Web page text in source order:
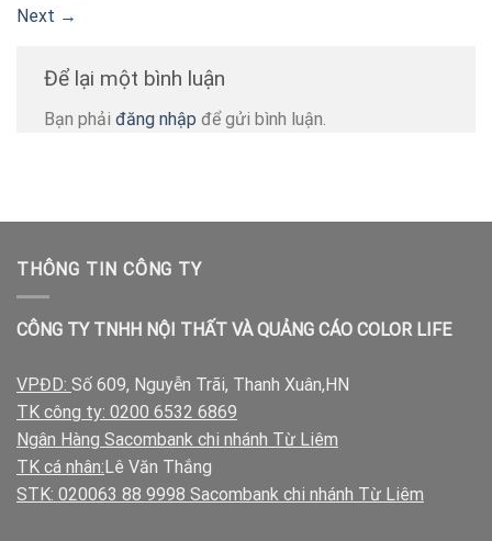
Next →
Để lại một bình luận
Bạn phải đăng nhập để gửi bình luận.
THÔNG TIN CÔNG TY
CÔNG TY TNHH NỘI THẤT VÀ QUẢNG CÁO COLOR LIFE
VPĐD: Số 609, Nguyễn Trãi, Thanh Xuân,HN
TK công ty: 0200 6532 6869
Ngân Hàng Sacombank chi nhánh Từ Liêm
TK cá nhân:Lê Văn Thắng
STK: 020063 88 9998 Sacombank chi nhánh Từ Liêm